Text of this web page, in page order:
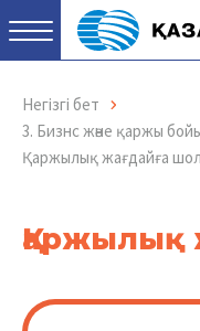
Негізгі бет
3. Бизнс және қаржы
Қаржылық жағдайға
Қаржылық